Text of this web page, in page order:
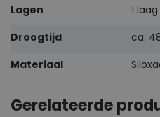
Lagen
1 laag
Droogtijd
ca.
Materiaal
Gerelateerde